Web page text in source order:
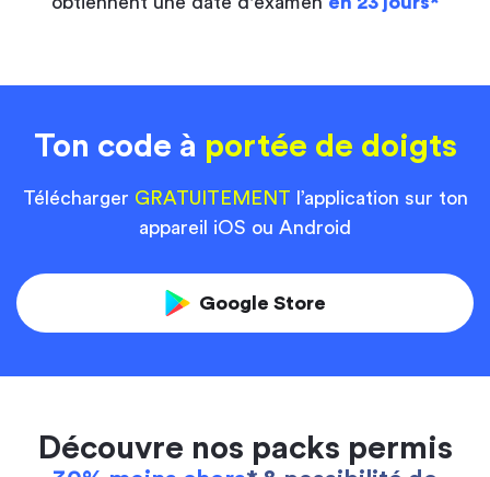
Ton code à portée de doigts
Télécharger GRATUITEMENT l’application sur ton
appareil iOS ou Android
Google Store
Découvre nos packs permis